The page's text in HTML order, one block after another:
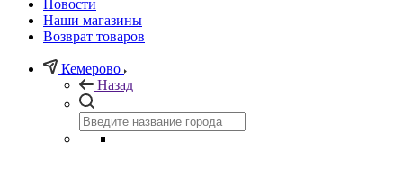
Новости
Наши магазины
Возврат товаров
Кемерово
Назад